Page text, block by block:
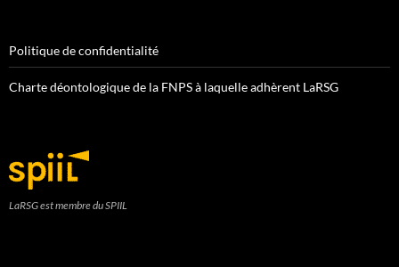
Politique de confidentialité
Charte déontologique de la FNPS à laquelle adhèrent LaRSG
LaRSG est membre du SPIIL